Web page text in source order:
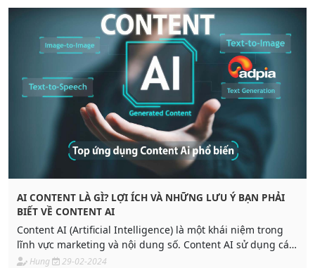
cuộc sống hàng ngày.
AI CONTENT LÀ GÌ? LỢI ÍCH VÀ NHỮNG LƯU Ý BẠN PHẢI
BIẾT VỀ CONTENT AI
Content AI (Artificial Intelligence) là một khái niệm trong
lĩnh vực marketing và nội dung số. Content AI sử dụng các
thuật toán và công nghệ trí tuệ nhân tạo để tự động tạo ra
Hung 29-02-2024